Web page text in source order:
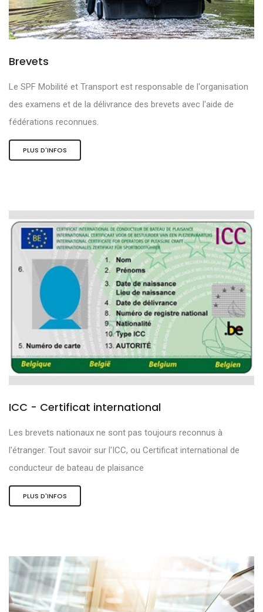
Brevets
Le SPF Mobilité et Transport est responsable de l'organisation
des examens et de la délivrance des brevets avec l'aide de
fédérations reconnues.
PLUS D'INFOS
ICC - Certificat international
Les brevets nationaux ne sont pas toujours reconnus à
l'étranger. Tout savoir sur l'ICC, ou Certificat international de
conducteur de bateau de plaisance
PLUS D'INFOS